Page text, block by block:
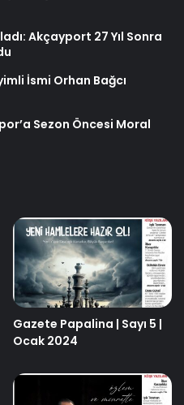
Akçayport 27 Yıl Sonra
İsmi Orhan Bağcı
Sezon Öncesi Moral
Gazete Papalina | Sayı 5 |
Ocak 2024